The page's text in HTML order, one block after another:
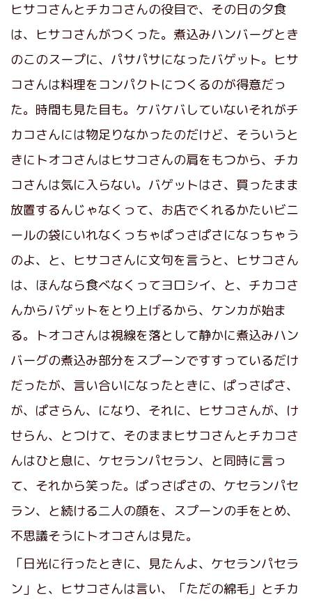
ヒサコさんとチカコさんの役目で、その日の夕食
は、ヒサコさんがつくった。煮込みハンバーグとき
のこのスープに、パサパサになったバゲット。ヒサ
コさんは料理をコンパクトにつくるのが得意だっ
た。時間も見た目も。ケバケバしていないそれがチ
カコさんには物足りなかったのだけど、そういうと
きにトオコさんはヒサコさんの肩をもつから、チカ
コさんは気に入らない。バゲットはさ、買ったまま
放置するんじゃなくって、お店でくれるかたいビニ
ールの袋にいれなくっちゃぱっさぱさになっちゃう
のよ、と、ヒサコさんに文句を言うと、ヒサコさん
は、ほんなら食べなくってヨロシイ、と、チカコさ
んからバゲットをとり上げるから、ケンカが始ま
る。トオコさんは視線を落として静かに煮込みハン
バーグの煮込み部分をスプーンですすっているだけ
だったが、言い合いになったときに、ぱっさぱさ、
が、ぱさらん、になり、それに、ヒサコさんが、け
せらん、とつけて、そのままヒサコさんとチカコさ
んはひと息に、ケセランパセラン、と同時に言っ
て、それから笑った。ぱっさぱさの、ケセランパセ
ラン、と続ける二人の顔を、スプーンの手をとめ、
不思議そうにトオコさんは見た。
「日光に行ったときに、見たんよ、ケセランパセラ
ン」と、ヒサコさんは言い、「ただの綿毛」とチカ